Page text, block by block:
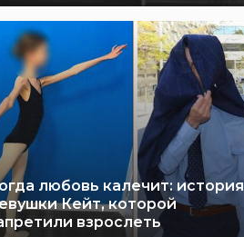
любовь калечит: история
Кейт, которой
взрослеть